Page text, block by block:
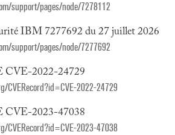
support/pages/node/7278112
IBM 7277692 du 27 juillet 2026
support/pages/node/7277692
CVE-2022-24729
CVERecord?id=CVE-2022-24729
CVE-2023-47038
CVERecord?id=CVE-2023-47038